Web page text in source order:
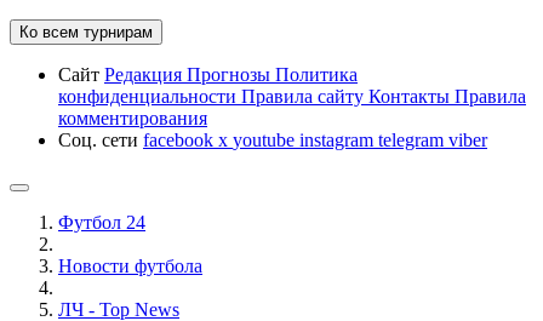
Ко всем турнирам
Сайт Редакция Прогнозы Политика
конфиденциальности Правила сайту Контакты Правила
комментирования
Соц. сети facebook x youtube instagram telegram viber
Футбол 24
Новости футбола
ЛЧ - Top News